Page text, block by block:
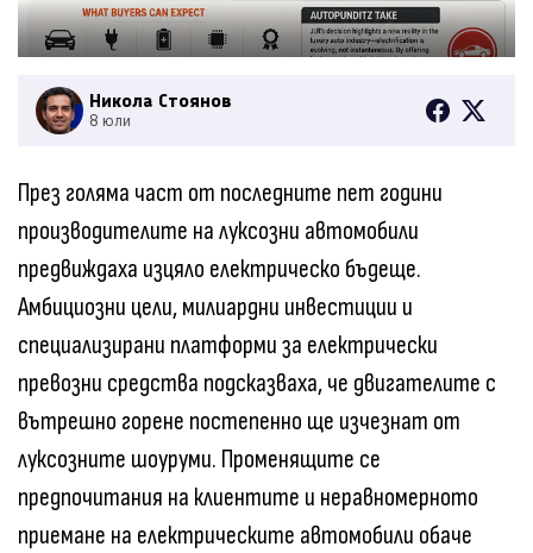
Никола Стоянов
8 юли
През голяма част от последните пет години
производителите на луксозни автомобили
предвиждаха изцяло електрическо бъдеще.
Амбициозни цели, милиардни инвестиции и
специализирани платформи за електрически
превозни средства подсказваха, че двигателите с
вътрешно горене постепенно ще изчезнат от
луксозните шоуруми. Променящите се
предпочитания на клиентите и неравномерното
приемане на електрическите автомобили обаче